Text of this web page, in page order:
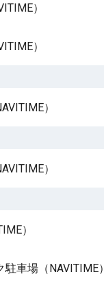
）
）
）
）
）
車場（NAVITIME）